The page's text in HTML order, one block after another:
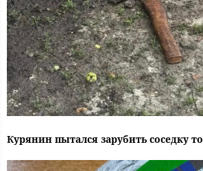
Курянин пытался зарубить соседку